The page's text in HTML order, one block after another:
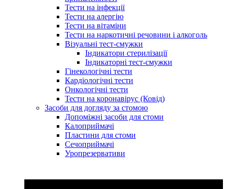
Тести на інфекції
Тести на алергію
Тести на вітаміни
Тести на наркотичні речовини і алкоголь
Візуальні тест-смужки
Індикатори стерилізації
Індикаторні тест-смужки
Гінекологічні тести
Кардіологічні тести
Онкологічні тести
Тести на коронавірус (Ковід)
Засоби для догляду за стомою
Допоміжні засоби для стоми
Калоприймачі
Пластини для стоми
Сечоприймачі
Уропрезервативи